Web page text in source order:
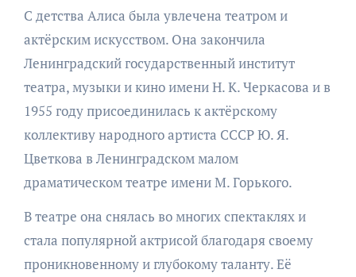
С детства Алиса была увлечена театром и
актёрским искусством. Она закончила
Ленинградский государственный институт
театра, музыки и кино имени Н. К. Черкасова и в
1955 году присоединилась к актёрскому
коллективу народного артиста СССР Ю. Я.
Цветкова в Ленинградском малом
драматическом театре имени М. Горького.
В театре она снялась во многих спектаклях и
стала популярной актрисой благодаря своему
проникновенному и глубокому таланту. Её